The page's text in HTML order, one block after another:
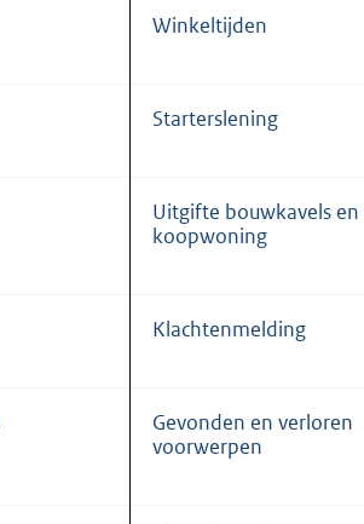
Winkeltijden
Starterslening
Uitgifte bouwkavels en
koopwoning
Klachtenmelding
Gevonden en verloren
voorwerpen